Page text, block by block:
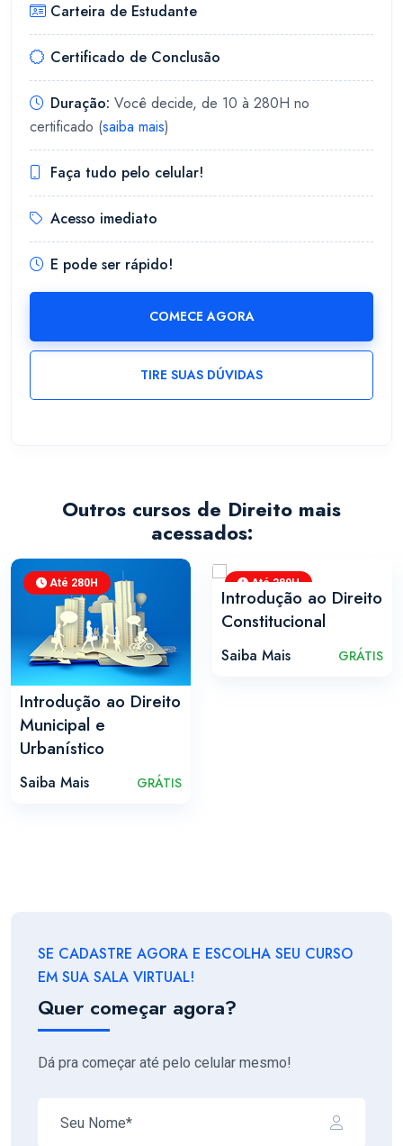
Carteira de Estudante
Certificado de Conclusão
Duração: Você decide, de 10 à 280H no
certificado (saiba mais)
Faça tudo pelo celular!
Acesso imediato
E pode ser rápido!
COMECE AGORA
TIRE SUAS DÚVIDAS
Outros cursos de Direito mais
acessados:
Até 280H
Introdução ao Direito
Municipal e
Urbanístico
Saiba Mais GRÁTIS
Até 280H
Introdução ao Direito
Constitucional
Saiba Mais GRÁTIS
SE CADASTRE AGORA E ESCOLHA SEU CURSO
EM SUA SALA VIRTUAL!
Quer começar agora?
Dá pra começar até pelo celular mesmo!